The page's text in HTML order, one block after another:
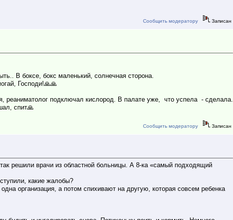
Сообщить модератору Записан
В боксе, бокс маленький, солнечная сторона.
Господи!🙏🙏
реаниматолог подключал кислород. В палате уже, что успела - сделала.
спит🙏
Сообщить модератору Записан
решили врачи из областной больницы. А 8-ка «самый подходящий
какие жалобы?
организация, а потом спихивают на другую, которая совсем ребенка